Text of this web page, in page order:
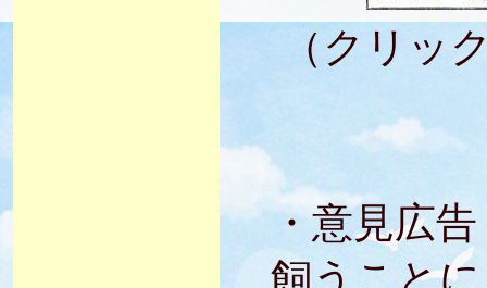
（クリッ
・意見広
飼うこと